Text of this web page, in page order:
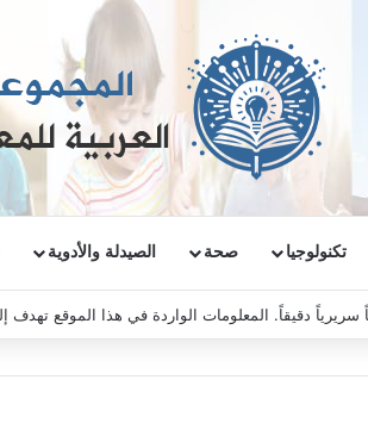
تكنولوجيا صحة الصيدلة والأدوية
سريرياً دقيقاً. المعلومات الواردة في هذا الموقع